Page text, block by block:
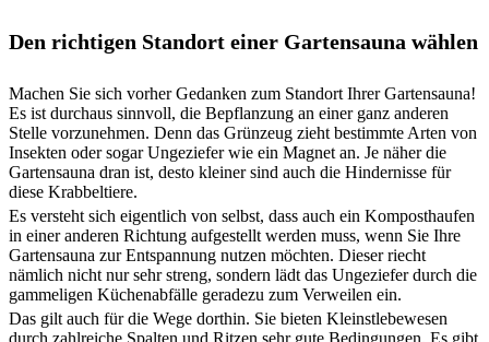
Den richtigen Standort einer Gartensauna wählen
Machen Sie sich vorher Gedanken zum Standort Ihrer Gartensauna!
Es ist durchaus sinnvoll, die Bepflanzung an einer ganz anderen
Stelle vorzunehmen. Denn das Grünzeug zieht bestimmte Arten von
Insekten oder sogar Ungeziefer wie ein Magnet an. Je näher die
Gartensauna dran ist, desto kleiner sind auch die Hindernisse für
diese Krabbeltiere.
Es versteht sich eigentlich von selbst, dass auch ein Komposthaufen
in einer anderen Richtung aufgestellt werden muss, wenn Sie Ihre
Gartensauna zur Entspannung nutzen möchten. Dieser riecht
nämlich nicht nur sehr streng, sondern lädt das Ungeziefer durch die
gammeligen Küchenabfälle geradezu zum Verweilen ein.
Das gilt auch für die Wege dorthin. Sie bieten Kleinstlebewesen
durch zahlreiche Spalten und Ritzen sehr gute Bedingungen. Es gibt